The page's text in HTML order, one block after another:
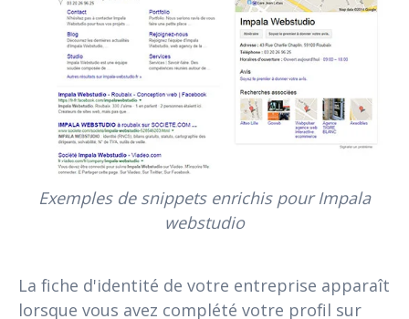
Exemples de snippets enrichis pour Impala
webstudio
La fiche d'identité de votre entreprise apparaît
lorsque vous avez complété votre profil sur